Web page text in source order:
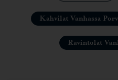
Kahvilat Vanhassa
Ravintolat